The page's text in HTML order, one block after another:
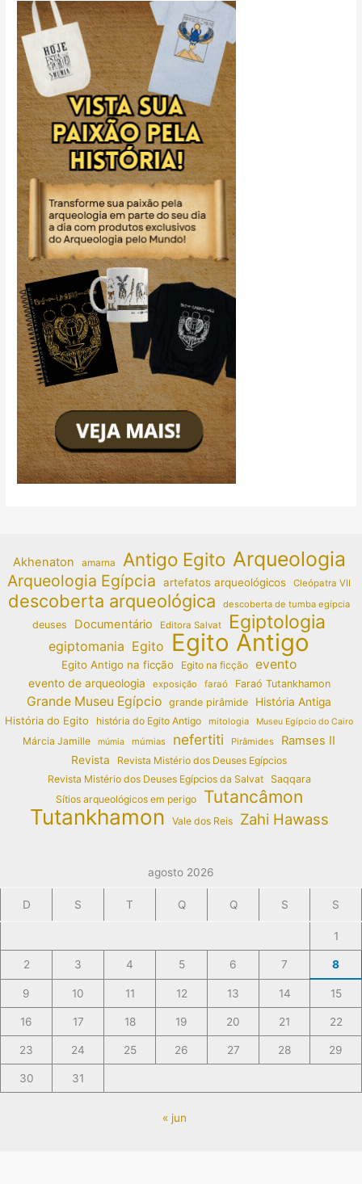
Akhenaton amarna Antigo Egito Arqueologia
Arqueologia Egípcia artefatos arqueológicos Cleópatra VII
descoberta arqueológica descoberta de tumba egípcia
deuses Documentário Editora Salvat Egiptologia
egiptomania Egito Egito Antigo
Egito Antigo na ficção Egito na ficção evento
evento de arqueologia exposição faraó Faraó Tutankhamon
Grande Museu Egípcio grande pirâmide
História Antiga
História do Egito
história do Egito Antigo mitologia Museu Egípcio do Cairo
Márcia Jamille múmia múmias nefertiti Pirâmides Ramses II
Revista
Revista Mistério dos Deuses Egípcios
Revista Mistério dos Deuses Egípcios da Salvat
Saqqara
Sítios arqueológicos em perigo
Tutancâmon
Tutankhamon Vale dos Reis Zahi Hawass
agosto 2026
D S T Q Q S S
1
2 3 4 5 6 7 8
9 10 11 12 13 14 15
16 17 18 19 20 21 22
23 24 25 26 27 28 29
30 31
« jun